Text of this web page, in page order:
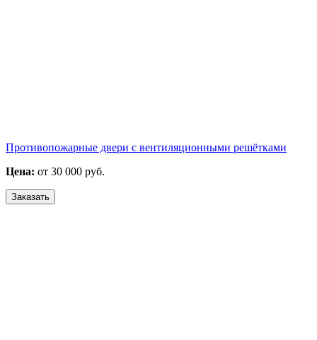
Противопожарные двери с вентиляционными решётками
Цена: от 30 000 руб.
Заказать